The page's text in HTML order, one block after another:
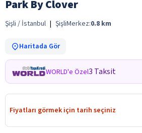
Park By Clover
Şişli / İstanbul | ŞişliMerkez:0.8 km
Haritada Gör
WORLD'e Özel3 Taksit
Fiyatları görmek için tarih seçiniz